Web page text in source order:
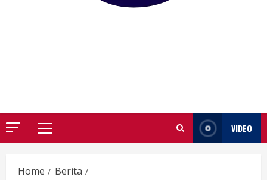
Primary
VIDEO
Home
Berita